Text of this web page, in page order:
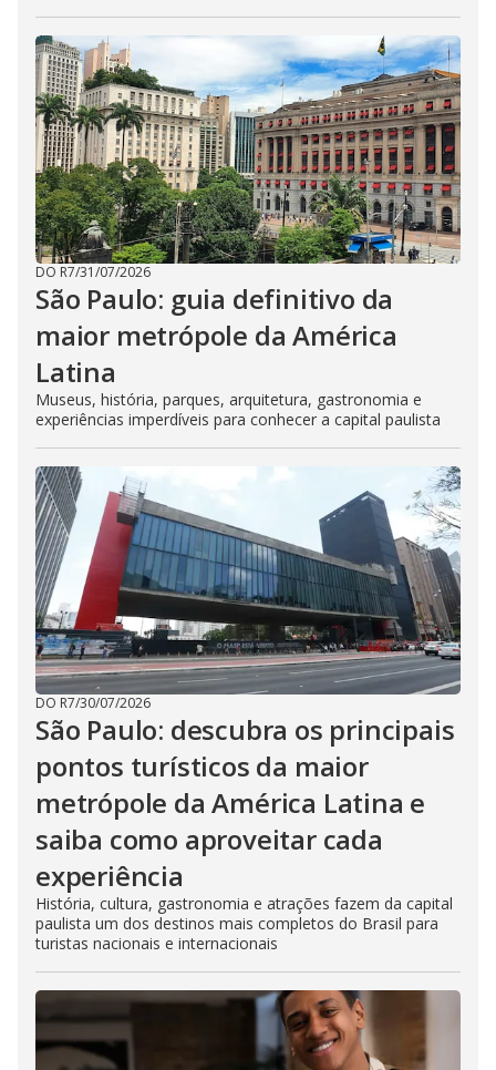
DO R7/31/07/2026
São Paulo: guia definitivo da
maior metrópole da América
Latina
Museus, história, parques, arquitetura, gastronomia e
experiências imperdíveis para conhecer a capital paulista
DO R7/30/07/2026
São Paulo: descubra os principais
pontos turísticos da maior
metrópole da América Latina e
saiba como aproveitar cada
experiência
História, cultura, gastronomia e atrações fazem da capital
paulista um dos destinos mais completos do Brasil para
turistas nacionais e internacionais